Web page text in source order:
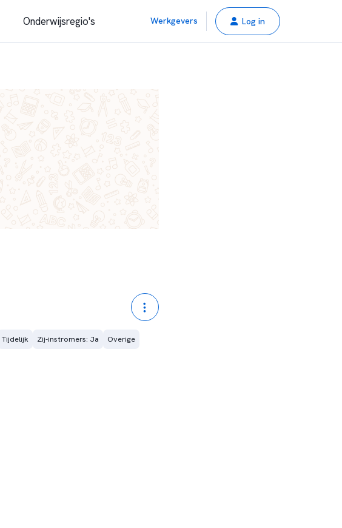
Onderwijsregio's Werkgevers Log in
Tijdelijk Zij-instromers: Ja
Overige